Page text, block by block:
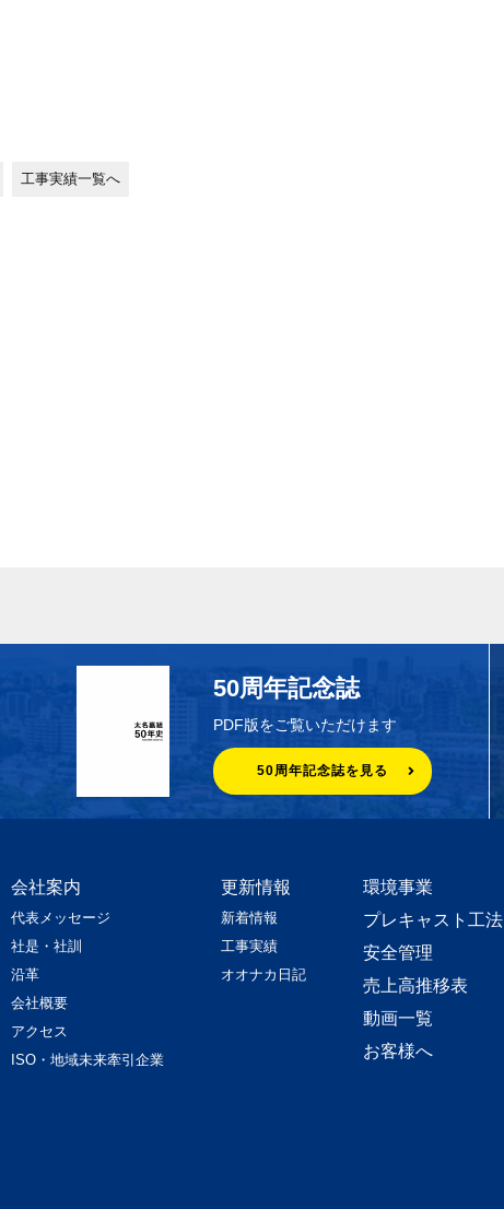
工事実績一覧へ
50周年記念誌
PDF版をご覧いただけます
50周年記念誌を見る
会社案内
代表メッセージ
社是・社訓
沿革
会社概要
アクセス
ISO・地域未来牽引企業
更新情報
新着情報
工事実績
オオナカ日記
環境事業
プレキャスト工法
安全管理
売上高推移表
動画一覧
お客様へ